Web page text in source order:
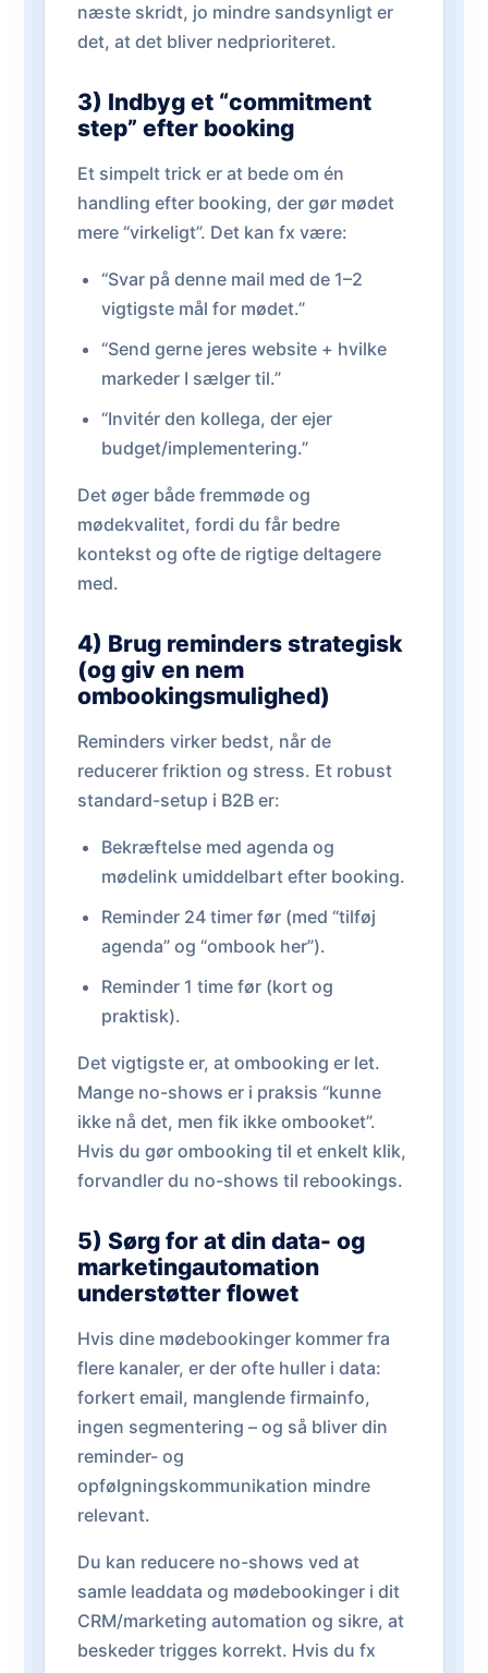
næste skridt, jo mindre sandsynligt er
det, at det bliver nedprioriteret.
3) Indbyg et “commitment
step” efter booking
Et simpelt trick er at bede om én
handling efter booking, der gør mødet
mere “virkeligt”. Det kan fx være:
“Svar på denne mail med de 1–2
vigtigste mål for mødet.”
“Send gerne jeres website + hvilke
markeder I sælger til.”
“Invitér den kollega, der ejer
budget/implementering.”
Det øger både fremmøde og
mødekvalitet, fordi du får bedre
kontekst og ofte de rigtige deltagere
med.
4) Brug reminders strategisk
(og giv en nem
ombookingsmulighed)
Reminders virker bedst, når de
reducerer friktion og stress. Et robust
standard-setup i B2B er:
Bekræftelse med agenda og
mødelink umiddelbart efter booking.
Reminder 24 timer før (med “tilføj
agenda” og “ombook her”).
Reminder 1 time før (kort og
praktisk).
Det vigtigste er, at ombooking er let.
Mange no-shows er i praksis “kunne
ikke nå det, men fik ikke ombooket”.
Hvis du gør ombooking til et enkelt klik,
forvandler du no-shows til rebookings.
5) Sørg for at din data- og
marketingautomation
understøtter flowet
Hvis dine mødebookinger kommer fra
flere kanaler, er der ofte huller i data:
forkert email, manglende firmainfo,
ingen segmentering – og så bliver din
reminder- og
opfølgningskommunikation mindre
relevant.
Du kan reducere no-shows ved at
samle leaddata og mødebookinger i dit
CRM/marketing automation og sikre, at
beskeder trigges korrekt. Hvis du fx